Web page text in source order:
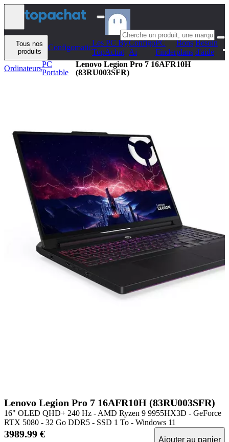
Aller au contenu
Tous nos
produits
Configomatic
Les PC By
TopAchat
Configo
Ai
PC
Finder
Bons
plans
Besoin
d'aide
OrdinateursPC
Portable
Lenovo Legion Pro 7 16AFR10H
(83RU003SFR)
Lenovo Legion Pro 7 16AFR10H (83RU003SFR)
16" OLED QHD+ 240 Hz - AMD Ryzen 9 9955HX3D - GeForce
RTX 5080 - 32 Go DDR5 - SSD 1 To - Windows 11
3989.99 €
Ajouter au panier